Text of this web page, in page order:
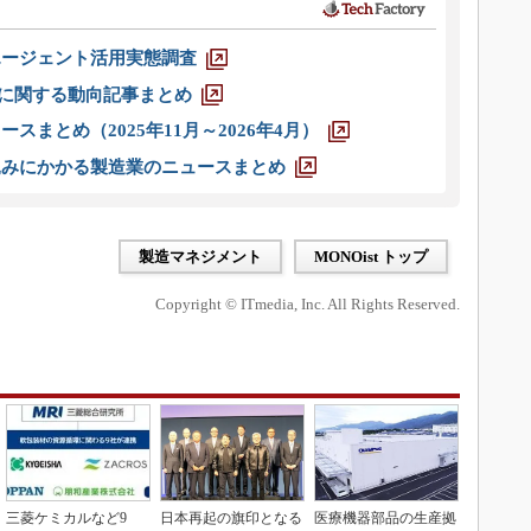
ジェント活用実態調査
関する動向記事まとめ
スまとめ（2025年11月～2026年4月）
にかかる製造業のニュースまとめ
製造マネジメント MONOist トップ
Copyright © ITmedia, Inc. All Rights Reserved.
三菱ケミカルなど9 日本再起の旗印となる 医療機器部品の生産拠